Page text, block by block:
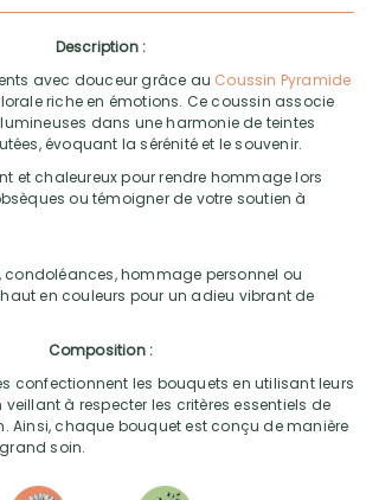
Description :
avec douceur grâce au Coussin Pyramide
riche en émotions. Ce coussin associe
dans une harmonie de teintes
évoquant la sérénité et le souvenir.
et chaleureux pour rendre hommage lors
ou témoigner de votre soutien à
condoléances, hommage personnel ou
en couleurs pour un adieu vibrant de
Composition :
confectionnent les bouquets en utilisant leurs
à respecter les critères essentiels de
Ainsi, chaque bouquet est conçu de manière
soin.